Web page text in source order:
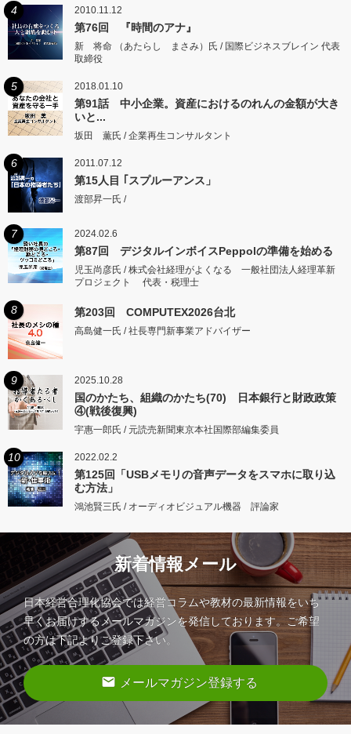
4 2010.11.12
第76回 『時間のアナ』
新 将命 （あたらし まさみ）氏 / 国際ビジネスブレイン 代表
取締役
5 2018.01.10
第91話 中小企業。資産におけるのれんの金額が大き
いと...
坂田 薫氏 / 企業再生コンサルタント
6 2011.07.12
第15人目 ｢スプルーアンス」
渡部昇一氏 /
7 2024.02.6
第87回 デジタルインボイスPeppolの準備を始める
児玉尚彦氏 / 株式会社経理がよくなる 一般社団法人経理革新
プロジェクト 代表・税理士
8 第203回 COMPUTEX2026台北
高島健一氏 / 社長専門新事業アドバイザー
9 2025.10.28
国のかたち、組織のかたち(70) 日本銀行と財政政策
④(戦後復興)
宇惠一郎氏 / 元読売新聞東京本社国際部編集委員
10 2022.02.2
第125回「USBメモリの音声データをスマホに取り込
む方法」
鴻池賢三氏 / オーディオビジュアル機器 評論家
新着情報メール
日本経営合理化協会では経営コラムや教材の最新情報をいち
早くお届けするメールマガジンを発信しております。ご希望
の方は下記よりご登録下さい。
email メールマガジン登録する